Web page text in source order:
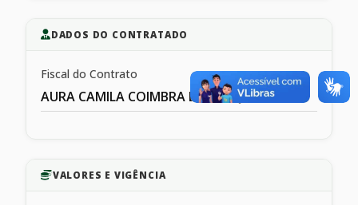
DADOS DO CONTRATADO
Fiscal do Contrato
AURA CAMILA COIMBRA DE MESQIUITA
VALORES E VIGÊNCIA